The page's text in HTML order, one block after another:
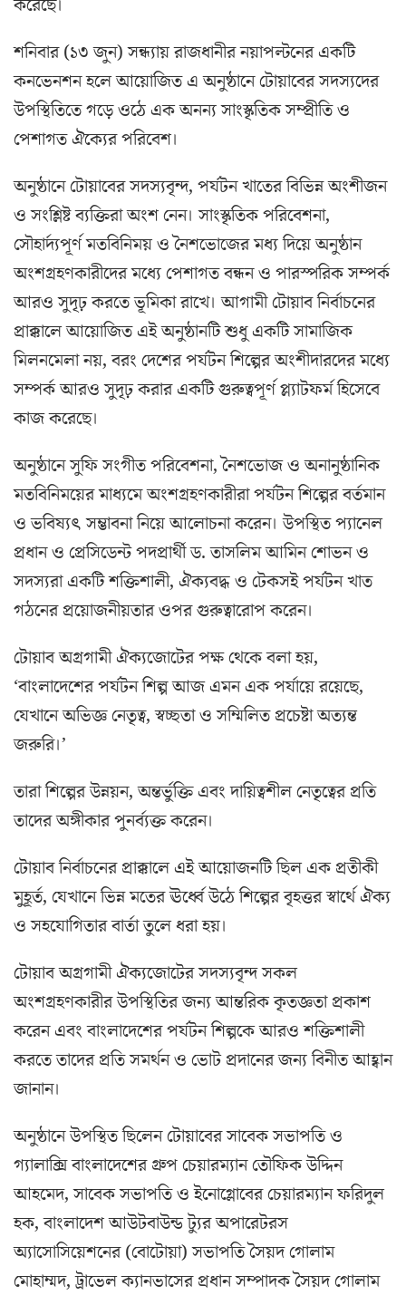
করেছে।
শনিবার (১৩ জুন) সন্ধ্যায় রাজধানীর নয়াপল্টনের একটি
কনভেনশন হলে আয়োজিত এ অনুষ্ঠানে টোয়াবের সদস্যদের
উপস্থিতিতে গড়ে ওঠে এক অনন্য সাংস্কৃতিক সম্প্রীতি ও
পেশাগত ঐক্যের পরিবেশ।
অনুষ্ঠানে টোয়াবের সদস্যবৃন্দ, পর্যটন খাতের বিভিন্ন অংশীজন
ও সংশ্লিষ্ট ব্যক্তিরা অংশ নেন। সাংস্কৃতিক পরিবেশনা,
সৌহার্দ্যপূর্ণ মতবিনিময় ও নৈশভোজের মধ্য দিয়ে অনুষ্ঠান
অংশগ্রহণকারীদের মধ্যে পেশাগত বন্ধন ও পারস্পরিক সম্পর্ক
আরও সুদৃঢ় করতে ভূমিকা রাখে। আগামী টোয়াব নির্বাচনের
প্রাক্কালে আয়োজিত এই অনুষ্ঠানটি শুধু একটি সামাজিক
মিলনমেলা নয়, বরং দেশের পর্যটন শিল্পের অংশীদারদের মধ্যে
সম্পর্ক আরও সুদৃঢ় করার একটি গুরুত্বপূর্ণ প্ল্যাটফর্ম হিসেবে
কাজ করেছে।
অনুষ্ঠানে সুফি সংগীত পরিবেশনা, নৈশভোজ ও অনানুষ্ঠানিক
মতবিনিময়ের মাধ্যমে অংশগ্রহণকারীরা পর্যটন শিল্পের বর্তমান
ও ভবিষ্যৎ সম্ভাবনা নিয়ে আলোচনা করেন। উপস্থিত প্যানেল
প্রধান ও প্রেসিডেন্ট পদপ্রার্থী ড. তাসলিম আমিন শোভন ও
সদস্যরা একটি শক্তিশালী, ঐক্যবদ্ধ ও টেকসই পর্যটন খাত
গঠনের প্রয়োজনীয়তার ওপর গুরুত্বারোপ করেন।
টোয়াব অগ্রগামী ঐক্যজোটের পক্ষ থেকে বলা হয়,
‘বাংলাদেশের পর্যটন শিল্প আজ এমন এক পর্যায়ে রয়েছে,
যেখানে অভিজ্ঞ নেতৃত্ব, স্বচ্ছতা ও সম্মিলিত প্রচেষ্টা অত্যন্ত
জরুরি।’
তারা শিল্পের উন্নয়ন, অন্তর্ভুক্তি এবং দায়িত্বশীল নেতৃত্বের প্রতি
তাদের অঙ্গীকার পুনর্ব্যক্ত করেন।
টোয়াব নির্বাচনের প্রাক্কালে এই আয়োজনটি ছিল এক প্রতীকী
মুহূর্ত, যেখানে ভিন্ন মতের ঊর্ধ্বে উঠে শিল্পের বৃহত্তর স্বার্থে ঐক্য
ও সহযোগিতার বার্তা তুলে ধরা হয়।
টোয়াব অগ্রগামী ঐক্যজোটের সদস্যবৃন্দ সকল
অংশগ্রহণকারীর উপস্থিতির জন্য আন্তরিক কৃতজ্ঞতা প্রকাশ
করেন এবং বাংলাদেশের পর্যটন শিল্পকে আরও শক্তিশালী
করতে তাদের প্রতি সমর্থন ও ভোট প্রদানের জন্য বিনীত আহ্বান
জানান।
অনুষ্ঠানে উপস্থিত ছিলেন টোয়াবের সাবেক সভাপতি ও
গ্যালাক্সি বাংলাদেশের গ্রুপ চেয়ারম্যান তৌফিক উদ্দিন
আহমেদ, সাবেক সভাপতি ও ইনোগ্লোবের চেয়ারম্যান ফরিদুল
হক, বাংলাদেশ আউটবাউন্ড ট্যুর অপারেটরস
অ্যাসোসিয়েশনের (বোটোয়া) সভাপতি সৈয়দ গোলাম
মোহাম্মদ, ট্রাভেল ক্যানভাসের প্রধান সম্পাদক সৈয়দ গোলাম